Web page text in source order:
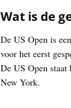
Wat is de
De US Open is
voor het eerst
De US Open
New York.